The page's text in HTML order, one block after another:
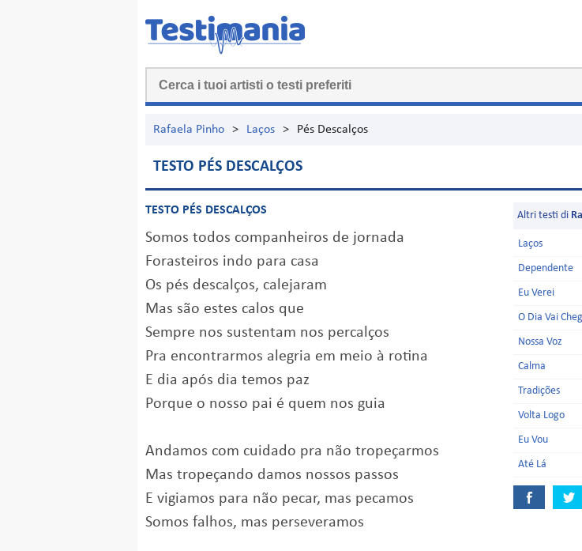
Rafaela Pinho > Laços > Pés Descalços
TESTO PÉS DESCALÇOS
TESTO PÉS DESCALÇOS
Somos todos companheiros de jornada
Forasteiros indo para casa
Os pés descalços, calejaram
Mas são estes calos que
Sempre nos sustentam nos percalços
Pra encontrarmos alegria em meio à rotina
E dia após dia temos paz
Porque o nosso pai é quem nos guia
Andamos com cuidado pra não tropeçarmos
Mas tropeçando damos nossos passos
E vigiamos para não pecar, mas pecamos
Somos falhos, mas perseveramos
Altri testi di
Laços
Dependente
Eu Verei
O Dia Vai
Nossa Voz
Calma
Tradições
Volta Logo
Eu Vou
Até Lá